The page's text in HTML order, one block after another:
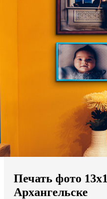
Ваш регион доставки
Выберите из списка:
Мы доставляем по всему
Продолжить без города
Печать фото
Архангельске